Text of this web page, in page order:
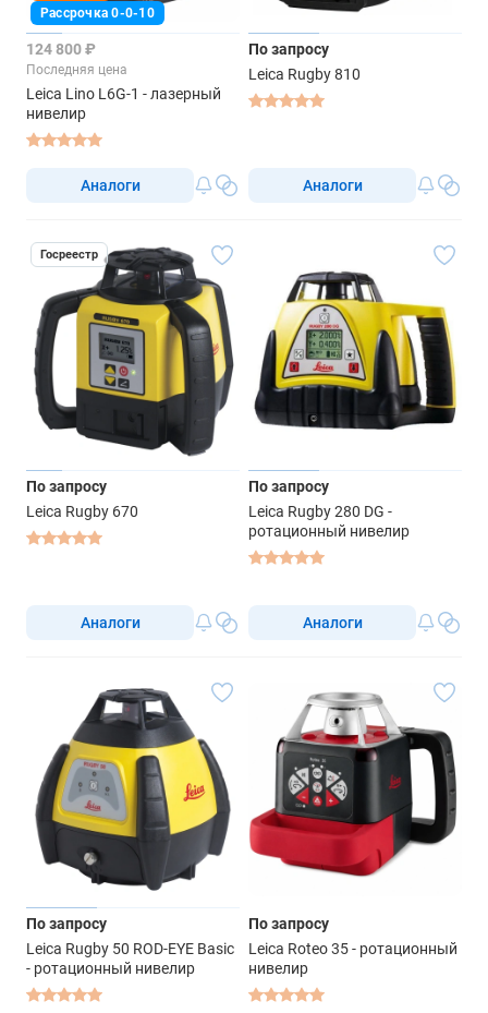
Рассрочка 0-0-10
124 800 ₽
Последняя цена
Leica Lino L6G-1 - лазерный
нивелир
Аналоги
По запросу
Leica Rugby 810
Аналоги
Госреестр
По запросу
Leica Rugby 670
Аналоги
По запросу
Leica Rugby 280 DG -
ротационный нивелир
Аналоги
По запросу
Leica Rugby 50 ROD-EYE Basic
- ротационный нивелир
По запросу
Leica Roteo 35 - ротационный
нивелир